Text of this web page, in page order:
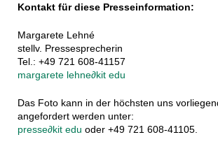
Kontakt für diese Presseinformation:
Margarete Lehné
stellv. Pressesprecherin
Tel.: +49 721 608-41157
margarete lehne∂kit edu
Das Foto kann in der höchsten uns
angefordert werden unter:
presse∂kit edu oder +49 721 608-41105.